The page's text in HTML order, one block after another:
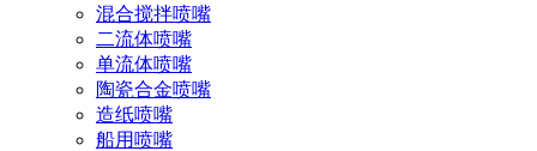
混合搅拌喷嘴
二流体喷嘴
单流体喷嘴
陶瓷合金喷嘴
造纸喷嘴
船用喷嘴